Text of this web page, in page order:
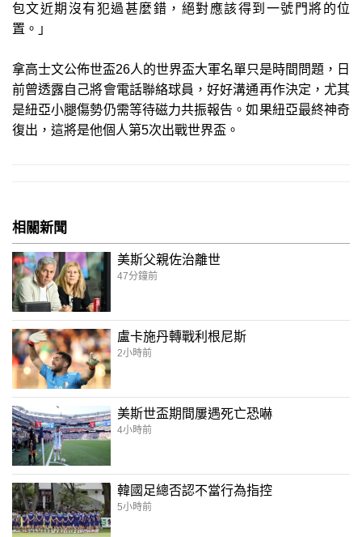
包文近期沒有犯過甚麼錯，絕對應該得到一號門將的位
置。」
拿高士文公佈世盃26人的世界盃大軍名單只是時間問題，日
前曾透露自己將會電話聯絡球員，好好溝通再作決定，尤其
是紐亞小腿傷勢仍需等待磁力共振報告。如果紐亞最終神奇
復出，這將是他個人第5次出戰世界盃。
相關新聞
美斯父親佐治離世
47分鐘前
盧卡施丹轉戰利根尼斯
2小時前
美斯世盃期間屢遇死亡恐嚇
4小時前
韓國足總否認不當行為指控
5小時前